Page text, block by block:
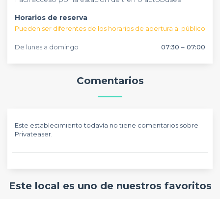
Horarios de reserva
Pueden ser diferentes de los horarios de apertura al público
De lunes a domingo 07:30 – 07:00
Comentarios
Este establecimiento todavía no tiene comentarios sobre
Privateaser.
Este local es uno de nuestros favoritos